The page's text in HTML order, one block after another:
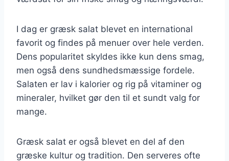
I dag er græsk salat blevet en international
favorit og findes på menuer over hele verden.
Dens popularitet skyldes ikke kun dens smag,
men også dens sundhedsmæssige fordele.
Salaten er lav i kalorier og rig på vitaminer og
mineraler, hvilket gør den til et sundt valg for
mange.
Græsk salat er også blevet en del af den
græske kultur og tradition. Den serveres ofte